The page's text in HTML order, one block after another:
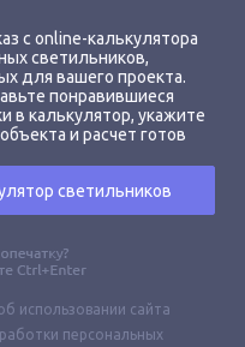
с online-калькулятора
светильников,
для вашего проекта.
понравившиеся
в калькулятор, укажите
и расчет готов
светильников
использовании сайта
персональных